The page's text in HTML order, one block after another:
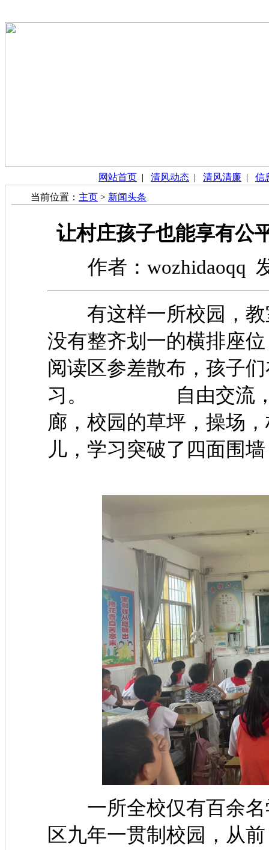
网站首页 | 清风动态 | 清风清廉 | 信
当前位置： 主页 > 新闻头条
让村庄孩子也能享有公
作者：wozhidaoqq
有这样一所校园，教
没有整齐划一的横排座
阅读区参差散布，孩子
习。 自由交流，教
廊，校园的草坪，操场
儿，学习突破了四面围
一所全校仅有百余名
区九年一贯制校园，从